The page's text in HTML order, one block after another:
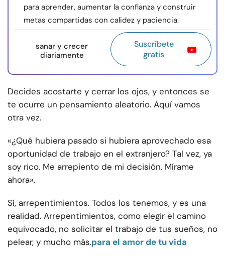
para aprender, aumentar la confianza y construir
metas compartidas con calidez y paciencia.
sanar y crecer
diariamente
Suscríbete
gratis
Decides acostarte y cerrar los ojos, y entonces se
te ocurre un pensamiento aleatorio. Aquí vamos
otra vez.
«¿Qué hubiera pasado si hubiera aprovechado esa
oportunidad de trabajo en el extranjero? Tal vez, ya
soy rico. Me arrepiento de mi decisión. Mírame
ahora».
Sí, arrepentimientos. Todos los tenemos, y es una
realidad. Arrepentimientos, como elegir el camino
equivocado, no solicitar el trabajo de tus sueños, no
pelear, y mucho más.para el amor de tu vida